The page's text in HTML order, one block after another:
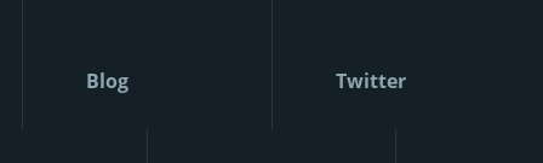
Blog Twitter